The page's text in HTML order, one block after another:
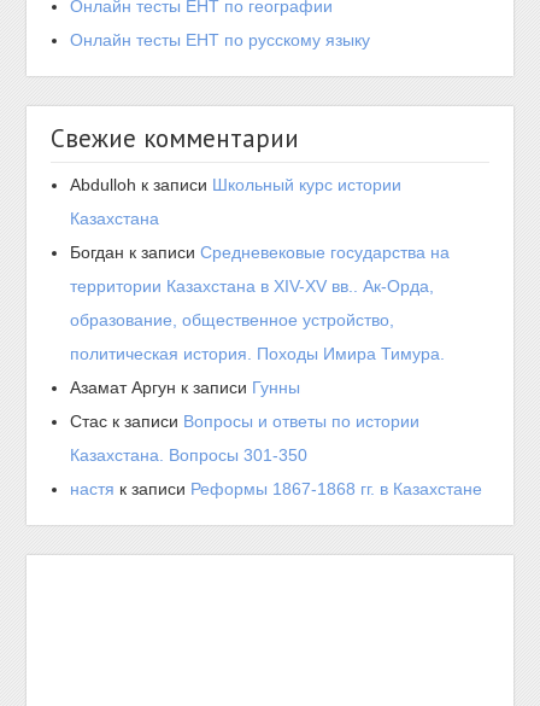
Онлайн тесты ЕНТ по географии
Онлайн тесты ЕНТ по русскому языку
Свежие комментарии
Abdulloh к записи Школьный курс истории
Казахстана
Богдан к записиСредневековые государства на
территории Казахстана в XIV-XV вв.. Ак-Орда,
образование, общественное устройство,
политическая история. Походы Имира Тимура.
Азамат Аргун к записи Гунны
Стас к записи Вопросы и ответы по истории
Казахстана. Вопросы 301-350
настя к записи Реформы 1867-1868 гг. в Казахстане